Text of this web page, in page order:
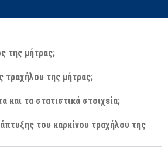
της μήτρας;
τραχήλου της μήτρας;
και τα στατιστικά στοιχεία;
του καρκίνου τραχήλου της